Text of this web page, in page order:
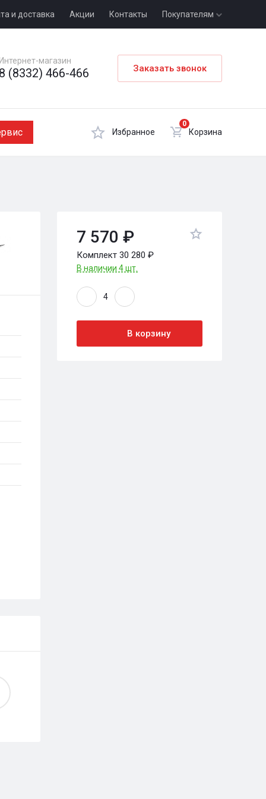
и доставка Акции Контакты Покупателям
Интернет-магазин
8 (8332) 466-466 Заказать звонок
Избранное
0
Корзина
7 570 ₽
Комплект 30 280 ₽
В наличии 4 шт.
В корзину